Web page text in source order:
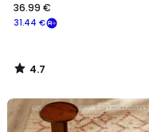
31.44 €
36.99 €
4.7
/